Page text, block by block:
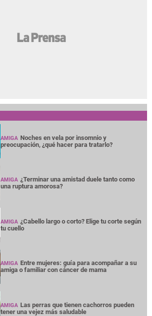
AMIGA Noches en vela por insomnio y
preocupación, ¿qué hacer para tratarlo?
AMIGA ¿Terminar una amistad duele tanto como
una ruptura amorosa?
AMIGA ¿Cabello largo o corto? Elige tu corte según
tu cuello
AMIGA Entre mujeres: guía para acompañar a su
amiga o familiar con cáncer de mama
AMIGA Las perras que tienen cachorros pueden
tener una vejez más saludable